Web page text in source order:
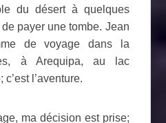
du désert à quelques
payer une tombe. Jean
de voyage dans la
à Arequipa, au lac
l’aventure.
ma décision est prise;